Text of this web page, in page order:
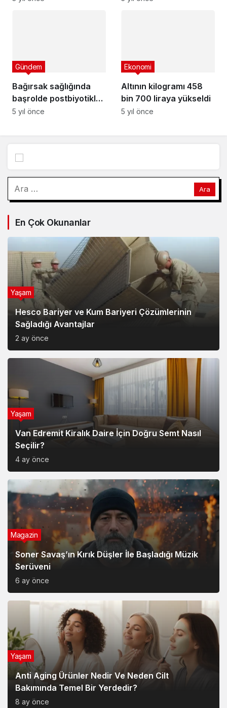
var!
Arama:
En Çok Okunanlar
Sağladığı Avantajlar
Yaşam
Van Edremit Kiralık Daire İçin Doğru Semt Nasıl
Seçilir?
Yaşam
Soner Savaş’ın Kırık Düşler İle Başladığı Müzik
Serüveni
Magazin
Anti Aging Ürünler Nedir Ve Neden Cilt
Bakımında Temel Bir Yerdedir?
Yaşam
Akülü Tekerlekli Sandalye Seçiminde Dikkat
Edilecek Noktalar: Konfor, Güvenlik ve Doğru
Yaşam